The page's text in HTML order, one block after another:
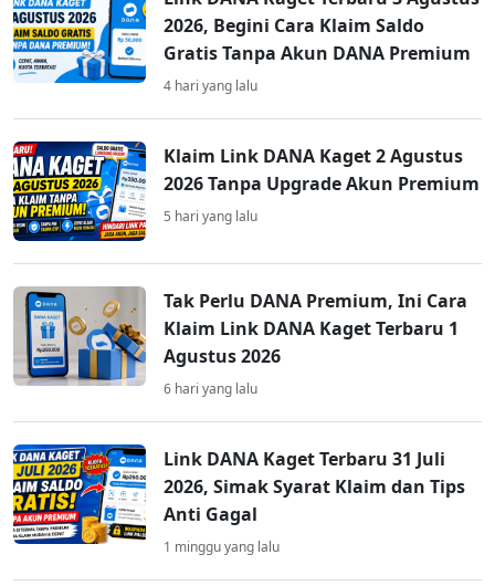
2026, Begini Cara Klaim Saldo
Gratis Tanpa Akun DANA Premium
4 hari yang lalu
Klaim Link DANA Kaget 2 Agustus
2026 Tanpa Upgrade Akun Premium
5 hari yang lalu
Tak Perlu DANA Premium, Ini Cara
Klaim Link DANA Kaget Terbaru 1
Agustus 2026
6 hari yang lalu
Link DANA Kaget Terbaru 31 Juli
2026, Simak Syarat Klaim dan Tips
Anti Gagal
1 minggu yang lalu